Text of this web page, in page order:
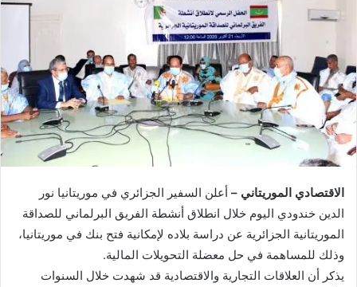
الاقتصادي الموريتاني – أعلن السفير الجزائري في موريتانيا نور
الدين خندودي اليوم خلال انطلاق أنشطة الفريق البرلماني للصداقة
الموريتانية الجزائرية عن دراسة بلاده لإمكانية فتح بنك في موريتانيا،
وذلك للمساهمة في حل معضلة التحويلات المالية.
يذكر أن العلاقات التجارية والاقتصادية قد شهدت خلال السنوات